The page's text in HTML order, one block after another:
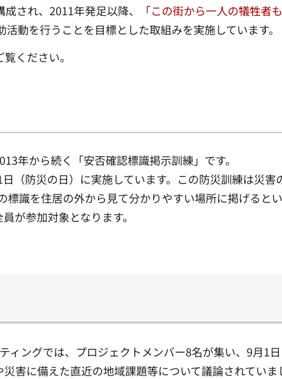
され、2011年発足以降、
「この街から一人の犠牲者
動を行うことを目標とした取組みを実施しています。
ください。
年から続く「安否確認標識掲示訓練」です。
（防災の日）に実施しています。この防災訓練は災害
標識を住居の外から見て分かりやすい場所に掲げると
が参加対象となります。
ィングでは、プロジェクトメンバー8名が集い、9月1
害に備えた直近の地域課題等について議論されていま